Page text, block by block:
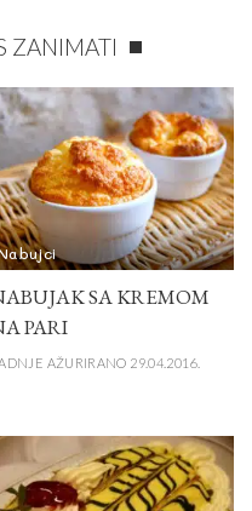
ZANIMATI
SA KREMOM
PARI
AŽURIRANO 29.04.2016.